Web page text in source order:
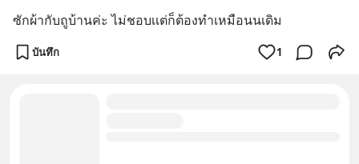
ซักผ้ากับถูบ้านค่ะ ไม่ชอบเเต่ก็ต้องทำเหมือนนเดิม
บันทึก 1